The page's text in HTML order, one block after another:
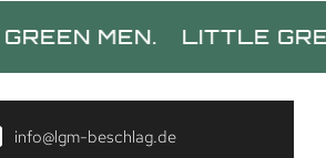
MEN. LITTLE GREEN
info@lgm-beschlag.de